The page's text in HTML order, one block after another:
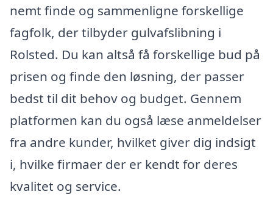
nemt finde og sammenligne forskellige
fagfolk, der tilbyder gulvafslibning i
Rolsted. Du kan altså få forskellige bud på
prisen og finde den løsning, der passer
bedst til dit behov og budget. Gennem
platformen kan du også læse anmeldelser
fra andre kunder, hvilket giver dig indsigt
i, hvilke firmaer der er kendt for deres
kvalitet og service.